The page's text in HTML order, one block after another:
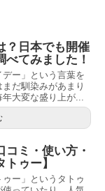
？日本でも開催
べてみました！
ー」という言葉を
だ馴染みがあまり
大変な盛り上が...
コミ・使い方・
ゥー】
ー」というタトゥ